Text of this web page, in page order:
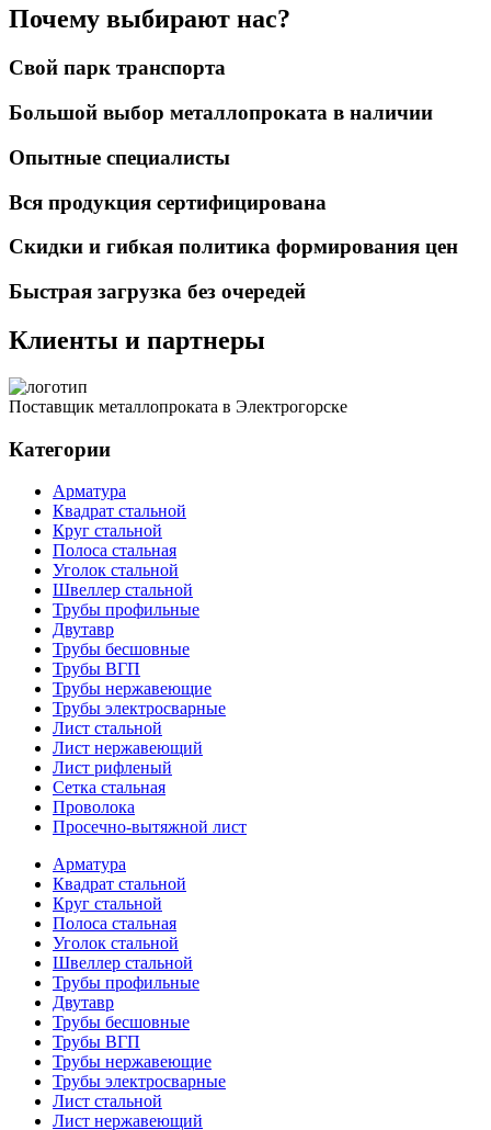
Почему выбирают нас?
Свой парк транспорта
Большой выбор металлопроката в наличии
Опытные специалисты
Вся продукция сертифицирована
Скидки и гибкая политика формирования цен
Быстрая загрузка без очередей
Клиенты и партнеры
Поставщик металлопроката в Электрогорске
Категории
Арматура
Квадрат стальной
Круг стальной
Полоса стальная
Уголок стальной
Швеллер стальной
Трубы профильные
Двутавр
Трубы бесшовные
Трубы ВГП
Трубы нержавеющие
Трубы электросварные
Лист стальной
Лист нержавеющий
Лист рифленый
Сетка стальная
Проволока
Просечно-вытяжной лист
Арматура
Квадрат стальной
Круг стальной
Полоса стальная
Уголок стальной
Швеллер стальной
Трубы профильные
Двутавр
Трубы бесшовные
Трубы ВГП
Трубы нержавеющие
Трубы электросварные
Лист стальной
Лист нержавеющий